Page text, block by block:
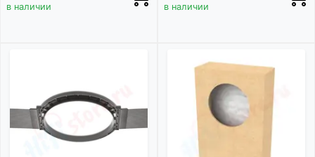
в наличии в наличии